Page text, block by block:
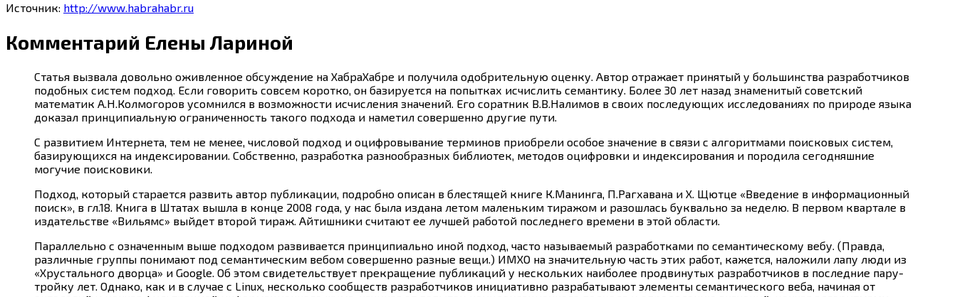
Источник: http://www.habrahabr.ru
Комментарий Елены Лариной
Статья вызвала довольно оживленное обсуждение на ХабраХабре и получила одобрительную оценку. Автор отражает принятый у большинства разработчиков
подобных систем подход. Если говорить совсем коротко, он базируется на попытках исчислить семантику. Более 30 лет назад знаменитый советский
математик А.Н.Колмогоров усомнился в возможности исчисления значений. Его соратник В.В.Налимов в своих последующих исследованиях по природе языка
доказал принципиальную ограниченность такого подхода и наметил совершенно другие пути.
С развитием Интернета, тем не менее, числовой подход и оцифровывание терминов приобрели особое значение в связи с алгоритмами поисковых систем,
базирующихся на индексировании. Собственно, разработка разнообразных библиотек, методов оцифровки и индексирования и породила сегодняшние
могучие поисковики.
Подход, который старается развить автор публикации, подробно описан в блестящей книге К.Манинга, П.Рагхавана и Х. Щютце «Введение в информационный
поиск», в гл.18. Книга в Штатах вышла в конце 2008 года, у нас была издана летом маленьким тиражом и разошлась буквально за неделю. В первом квартале в
издательстве «Вильямс» выйдет второй тираж. Айтишники считают ее лучшей работой последнего времени в этой области.
Параллельно с означенным выше подходом развивается принципиально иной подход, часто называемый разработками по семантическому вебу. (Правда,
различные группы понимают под семантическим вебом совершенно разные вещи.) ИМХО на значительную часть этих работ, кажется, наложили лапу люди из
«Хрустального дворца» и Google. Об этом свидетельствует прекращение публикаций у нескольких наиболее продвинутых разработчиков в последние пару-
тройку лет. Однако, как и в случае с Linux, несколько сообществ разработчиков инициативно разрабатывают элементы семантического веба, начиная от